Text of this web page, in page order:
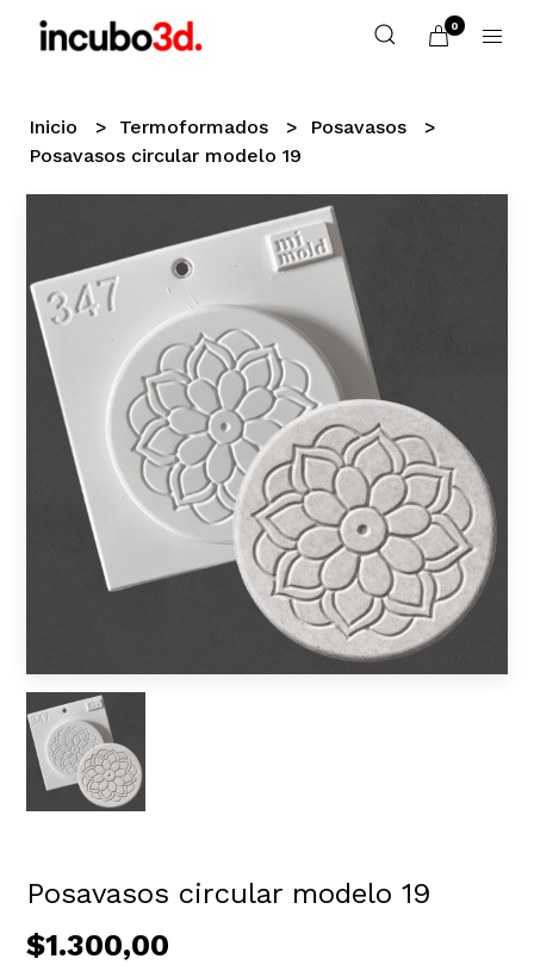
0
Inicio Termoformados
Posavasos
Posavasos circular modelo 19
Posavasos circular modelo 19
$1.300,00